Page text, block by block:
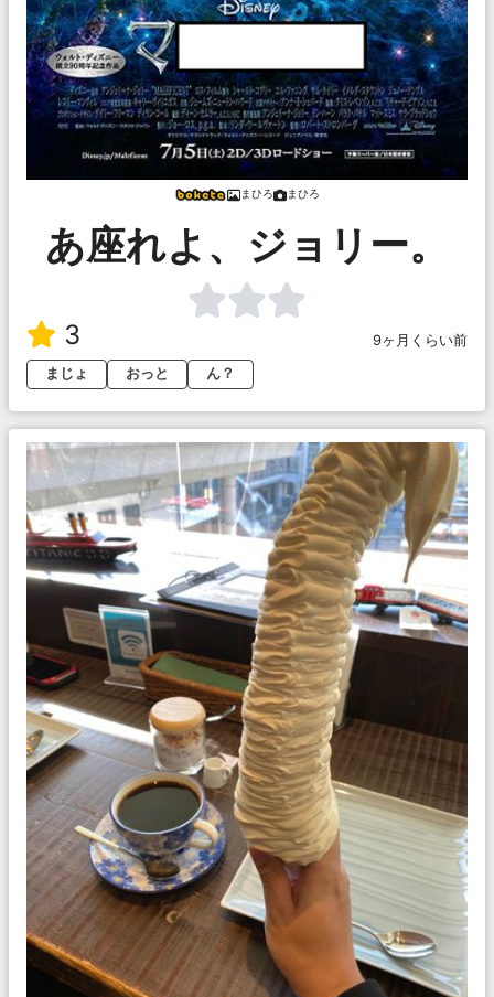
まひろ まひろ
あ座れよ、ジョリー。
3
9ヶ月くらい前
まじょ
おっと ん？